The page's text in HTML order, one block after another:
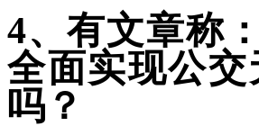
4、有文章称
全面实现公
吗？